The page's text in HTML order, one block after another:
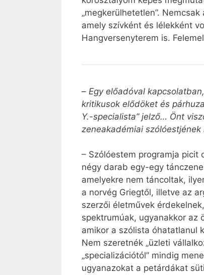
„megkerülhetetlen”.
amely szívként és lélekként
Hangversenyterem is.
– Egy előadóval
kritikusok elődöket és
Y.-specialista” jelző… Önt
zeneakadémiai
– Szólóestem programja
négy darab egy-egy
amelyekre nem táncoltak,
a norvég Griegtől, illetve az
szerzői életművek
spektrumúak, ugyanakkor az
amikor a szólista óhatatlanul
Nem szeretnék „üzleti
„specializációtól” mindig
ugyanazokat a petárdákat